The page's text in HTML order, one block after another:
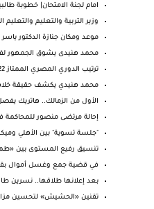
امام لجنة الامتحان| خطوبة
وزير التربية والتعليم والتعليم
موعد ومكان جنازة الدكتور ياسر
محمد هنيدى يشوق الجمهور
ترتيب الدوري المصري الممتاز 2022-2023.. تحديد الثل...
محمد هنيدي يكشف حقيقة
الأول من الزمالك.. هاتريك
إحالة مرتضى منصور
"جلسة تسوية" بين الأهلي
تنسيق رفيع المستوى بين
في قضية جمع وغسل أموال بقيمة 7 ملايين دينار
بعد إعلانها طلاقها..
تقنين «الحشيش» لتحسين